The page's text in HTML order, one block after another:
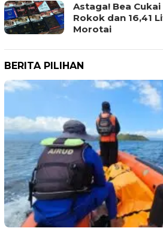
Astaga! Bea
Rokok dan 16,41
Morotai
BERITA PILIHAN